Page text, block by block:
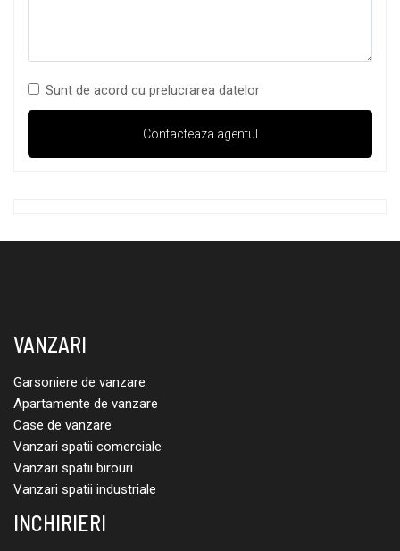
Sunt de acord cu prelucrarea datelor
VANZARI
Garsoniere de vanzare
Apartamente de vanzare
Case de vanzare
Vanzari spatii comerciale
Vanzari spatii birouri
Vanzari spatii industriale
INCHIRIERI